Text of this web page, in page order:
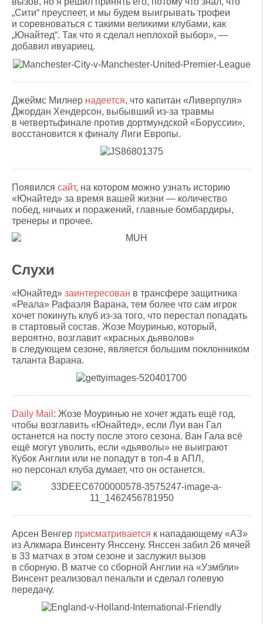
„Сити“ преуспеет, и мы будем выигрывать трофеи
и соревноваться с такими великими клубами, как
„Юнайтед“. Так что я сделал неплохой выбор», —
добавил ивуариец.
Джеймс Милнер надеется, что капитан «Ливерпуля»
Джордан Хендерсон, выбывший из-за травмы
в четвертьфинале против дортмундской «Боруссии»,
восстановится к финалу Лиги Европы.
Появился сайт, на котором можно узнать историю
«Юнайтед» за время вашей жизни — количество
побед, ничьих и поражений, главные бомбардиры,
тренеры и прочее.
Слухи
«Юнайтед» заинтересован в трансфере защитника
«Реала» Рафаэля Варана, тем более что сам игрок
хочет покинуть клуб из-за того, что перестал попадать
в стартовый состав. Жозе Моуринью, который,
вероятно, возглавит «красных дьяволов»
в следующем сезоне, является большим поклонником
таланта Варана.
Daily Mail : Жозе Моуринью не хочет ждать ещё год,
чтобы возглавить «Юнайтед», если Луи ван Гал
останется на посту после этого сезона. Ван Гала всё
ещё могут уволить, если «дьяволы» не выиграют
Кубок Англии или не попадут в топ-4 в АПЛ,
но персонал клуба думает, что он останется.
Арсен Венгер присматривается к нападающему «АЗ»
из Алкмара Винсенту Янссену. Янссен забил 26 мячей
в 33 матчах в этом сезоне и заслужил вызов
в сборную. В матче со сборной Англии на «Уэмбли»
Винсент реализовал пенальти и сделал голевую
передачу.